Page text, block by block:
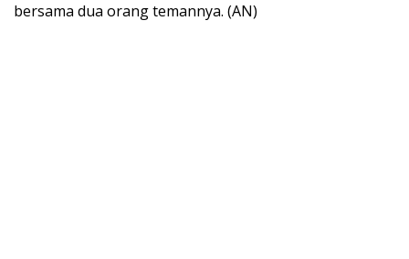
bersama dua orang temannya. (AN)